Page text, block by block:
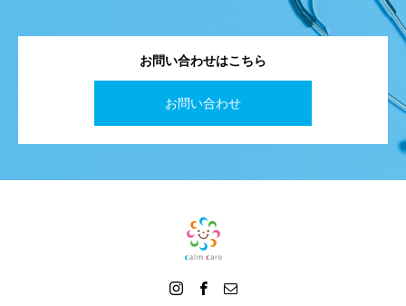
お問い合わせはこちら
お問い合わせ